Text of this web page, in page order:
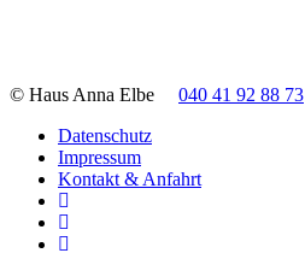
© Haus Anna Elbe 040 41 92 88 73
Datenschutz
Impressum
Kontakt & Anfahrt